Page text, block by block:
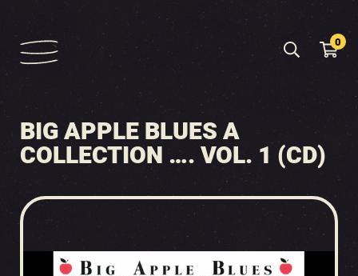
0
BIG APPLE BLUES A
COLLECTION …. VOL. 1 (CD)